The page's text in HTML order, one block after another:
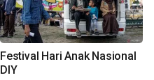
Festival Hari Anak Nasional
DIY